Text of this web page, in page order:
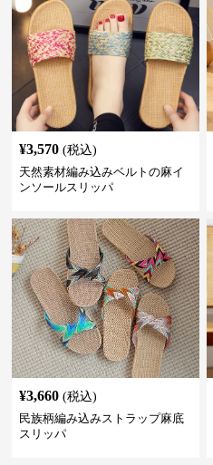
¥3,570 (税込)
天然素材編み込みベルトの麻イ
ンソールスリッパ
¥3,660 (税込)
民族柄編み込みストラップ麻底
スリッパ